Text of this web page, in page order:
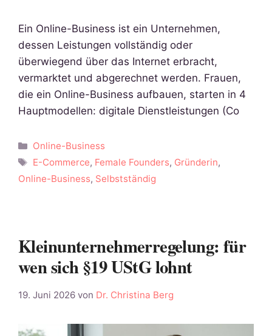
Ein Online-Business ist ein Unternehmen,
dessen Leistungen vollständig oder
überwiegend über das Internet erbracht,
vermarktet und abgerechnet werden. Frauen,
die ein Online-Business aufbauen, starten in 4
Hauptmodellen: digitale Dienstleistungen (Co
Kategorien
Online-Business
Schlagwörter
E-Commerce, Female Founders, Gründerin,
Online-Business, Selbstständig
Kleinunternehmerregelung: für
wen sich §19 UStG lohnt
19. Juni 2026 von Dr. Christina Berg